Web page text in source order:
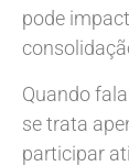
pode
Quando
se trata
participar